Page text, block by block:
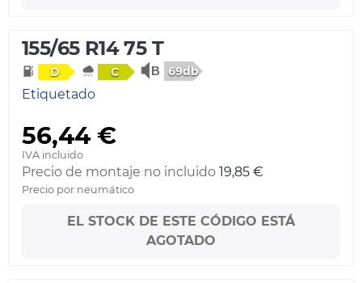
155/65 R14 75 T
D C 69db
Etiquetado
56,44 €
IVA incluido
Precio de montaje no incluido 19,85 €
Precio por neumático
EL STOCK DE ESTE CÓDIGO ESTÁ
AGOTADO